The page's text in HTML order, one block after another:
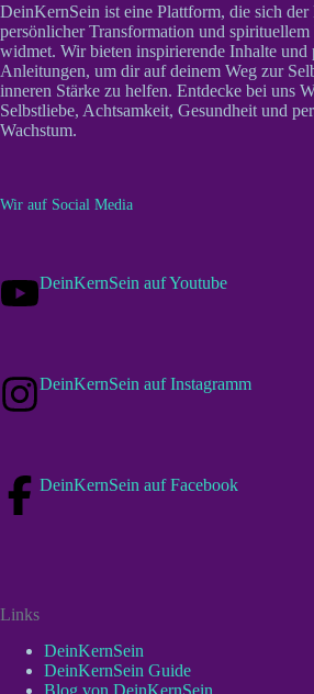
DeinKernSein ist eine Plattform, die sich der
persönlicher Transformation und spirituellem
widmet. Wir bieten inspirierende Inhalte und
Anleitungen, um dir auf deinem Weg zur
inneren Stärke zu helfen. Entdecke bei uns
Selbstliebe, Achtsamkeit, Gesundheit und
Wachstum.
Wir auf Social Media
DeinKernSein auf Youtube
DeinKernSein auf Instagramm
DeinKernSein auf Facebook
Links
DeinKernSein
DeinKernSein Guide
Blog von DeinKernSein